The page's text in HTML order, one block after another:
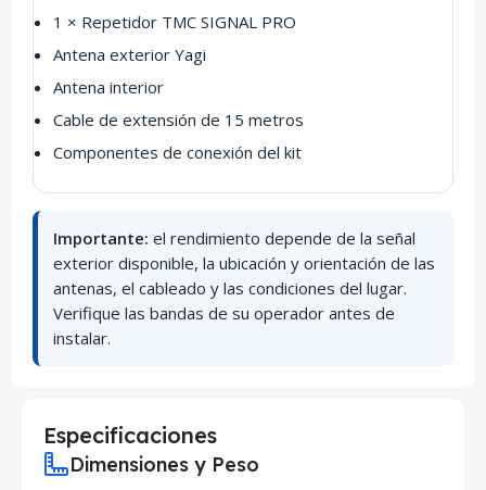
1 × Repetidor TMC SIGNAL PRO
Antena exterior Yagi
Antena interior
Cable de extensión de 15 metros
Componentes de conexión del kit
Importante: el rendimiento depende de la señal
exterior disponible, la ubicación y orientación de las
antenas, el cableado y las condiciones del lugar.
Verifique las bandas de su operador antes de
instalar.
Especificaciones
Dimensiones y Peso